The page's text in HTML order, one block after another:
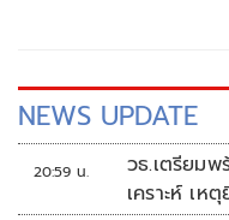
NEWS UPDATE
20:59 น.
วธ.เตรียมพ
เคราะห์ เห